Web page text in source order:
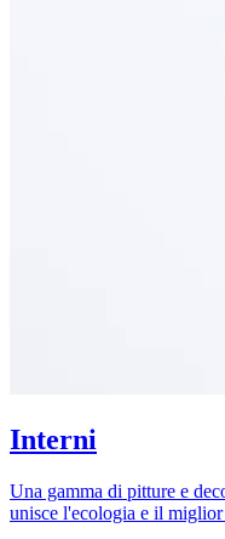
Interni
Una gamma di pitture e
unisce l'ecologia e il